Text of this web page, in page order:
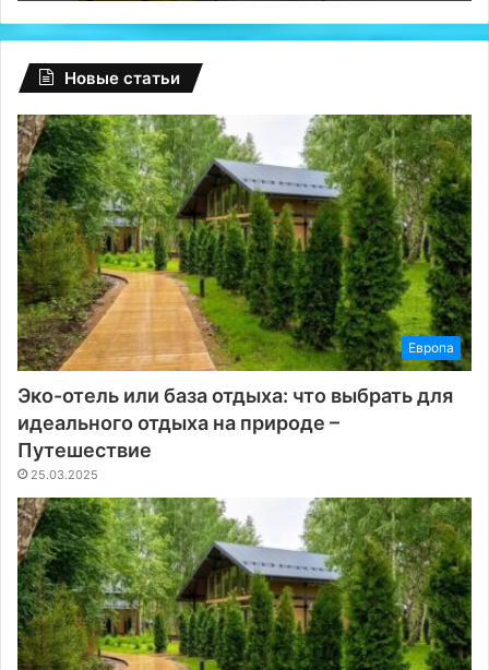
Новые статьи
Европа
Эко-отель или база отдыха: что выбрать для
идеального отдыха на природе –
Путешествие
25.03.2025